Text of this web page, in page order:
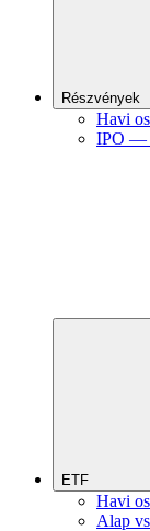
Részvények
Havi
IPO —
ETF
Havi
Alap